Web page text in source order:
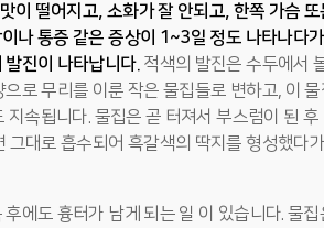
이 떨어지고, 소화가 잘 안되고, 한쪽 가슴 또
나 통증 같은 증상이 1~3일 정도 나타나다가
진이 나타납니다. 적색의 발진은 수두에서
로 무리를 이룬 작은 물집들로 변하고, 이 물
속됩니다. 물집은 곧 터져서 부스럼이 된 후
그대로 흡수되어 흑갈색의 딱지를 형성했다가
에도 흉터가 남게 되는 일 이 있습니다. 물집